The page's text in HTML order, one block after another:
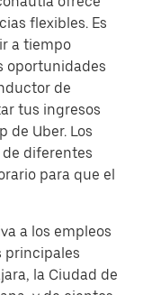
flexibles. Es
a tiempo
oportunidades
de
tus ingresos
de Uber. Los
diferentes
para que el
a los empleos
principales
la Ciudad de